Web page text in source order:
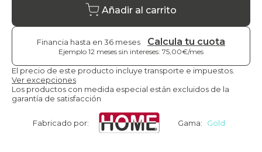
Añadir al carrito
Financia hasta en 36 meses Calcula tu cuota
Ejemplo 12 meses sin intereses: 75,00€/mes
El precio de este producto incluye transporte e impuestos.
Ver excepciones
Los productos con medida especial están excluidos de la
garantía de satisfacción
Fabricado por: Gama: Gold